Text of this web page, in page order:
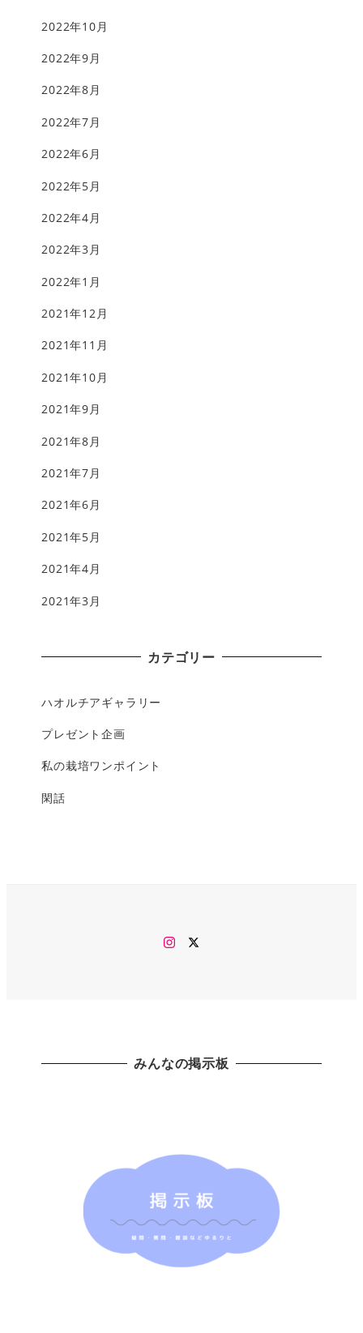
2022年10月
2022年9月
2022年8月
2022年7月
2022年6月
2022年5月
2022年4月
2022年3月
2022年1月
2021年12月
2021年11月
2021年10月
2021年9月
2021年8月
2021年7月
2021年6月
2021年5月
2021年4月
2021年3月
カテゴリー
ハオルチアギャラリー
プレゼント企画
私の栽培ワンポイント
閑話
Instagram
みんなの掲示板